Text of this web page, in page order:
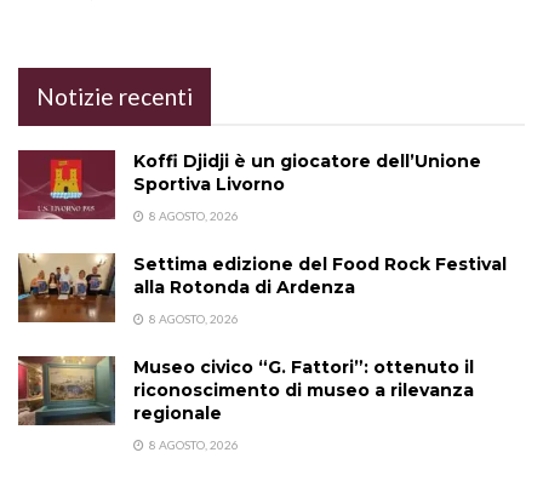
Notizie recenti
Koffi Djidji è un giocatore dell’Unione
Sportiva Livorno
8 AGOSTO, 2026
Settima edizione del Food Rock Festival
alla Rotonda di Ardenza
8 AGOSTO, 2026
Museo civico “G. Fattori”: ottenuto il
riconoscimento di museo a rilevanza
regionale
8 AGOSTO, 2026